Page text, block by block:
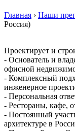
Главная › Наши
Россия)
Проектирует и
- Основатель и
офисной
- Комплексный
инженерное
- Персональная
- Рестораны, кафе,
- Постоянный
архитектуре в